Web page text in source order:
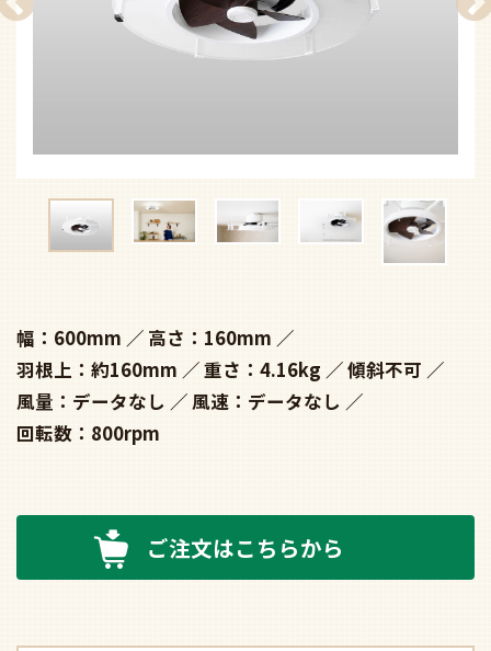
幅：600mm
高さ：160mm
羽根上：約160mm
重さ：4.16kg
傾斜不可
風量：データなし
風速：データなし
回転数：800rpm
ご注文はこちらから